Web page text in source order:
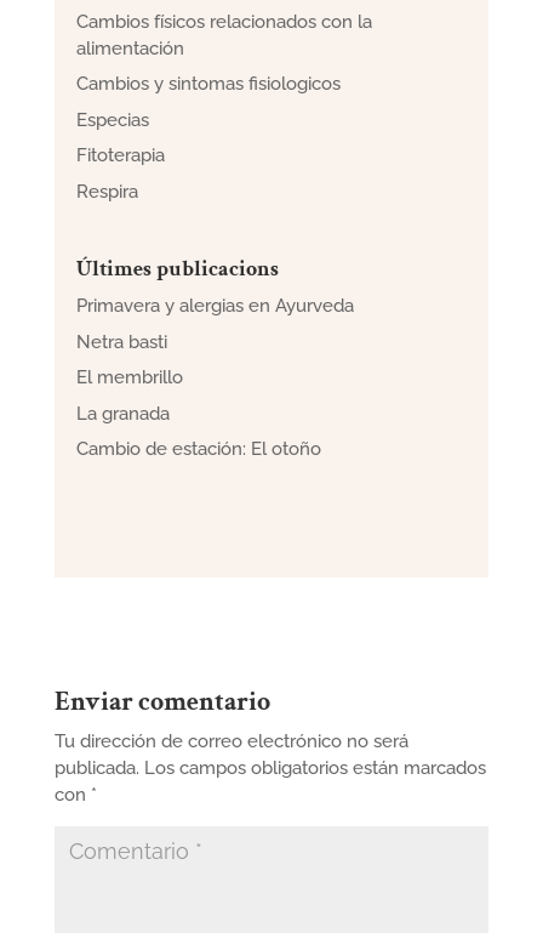
Cambios físicos relacionados con la
alimentación
Cambios y sintomas fisiologicos
Especias
Fitoterapia
Respira
Últimes publicacions
Primavera y alergias en Ayurveda
Netra basti
El membrillo
La granada
Cambio de estación: El otoño
Enviar comentario
Tu dirección de correo electrónico no será
publicada. Los campos obligatorios están marcados
con *